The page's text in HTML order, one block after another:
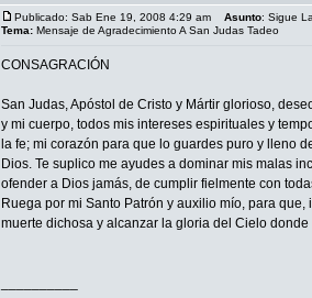
Publicado: Sab Ene 19, 2008 4:29 am Asunto: Sigue
Tema: Mensaje de Agradecimiento A San Judas Tadeo
CONSAGRACIÓN
San Judas, Apóstol de Cristo y Mártir glorioso,
y mi cuerpo, todos mis intereses espirituales y
la fe; mi corazón para que lo guardes puro y lleno
Dios. Te suplico me ayudes a dominar mis malas
ofender a Dios jamás, de cumplir fielmente con
Ruega por mi Santo Patrón y auxilio mío, para
muerte dichosa y alcanzar la gloria del Cielo